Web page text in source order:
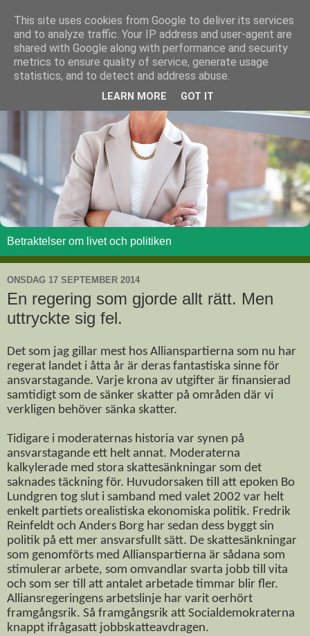
Betraktelser om livet och politiken
ONSDAG 17 SEPTEMBER 2014
En regering som gjorde allt rätt. Men
uttryckte sig fel.
Det som jag gillar mest hos Allianspartierna som nu har
regerat landet i åtta år är deras fantastiska sinne för
ansvarstagande. Varje krona av utgifter är finansierad
samtidigt som de sänker skatter på områden där vi
verkligen behöver sänka skatter.
Tidigare i moderaternas historia var synen på
ansvarstagande ett helt annat. Moderaterna
kalkylerade med stora skattesänkningar som det
saknades täckning för. Huvudorsaken till att epoken Bo
Lundgren tog slut i samband med valet 2002 var helt
enkelt partiets orealistiska ekonomiska politik. Fredrik
Reinfeldt och Anders Borg har sedan dess byggt sin
politik på ett mer ansvarsfullt sätt. De skattesänkningar
som genomförts med Allianspartierna är sådana som
stimulerar arbete, som omvandlar svarta jobb till vita
och som ser till att antalet arbetade timmar blir fler.
Alliansregeringens arbetslinje har varit oerhört
framgångsrik. Så framgångsrik att Socialdemokraterna
knappt ifrågasatt jobbskatteavdragen.
This site uses cookies from Google to deliver its services
and to analyze traffic. Your IP address and user-agent are
shared with Google along with performance and security
metrics to ensure quality of service, generate usage
statistics, and to detect and address abuse.
LEARN MORE GOT IT